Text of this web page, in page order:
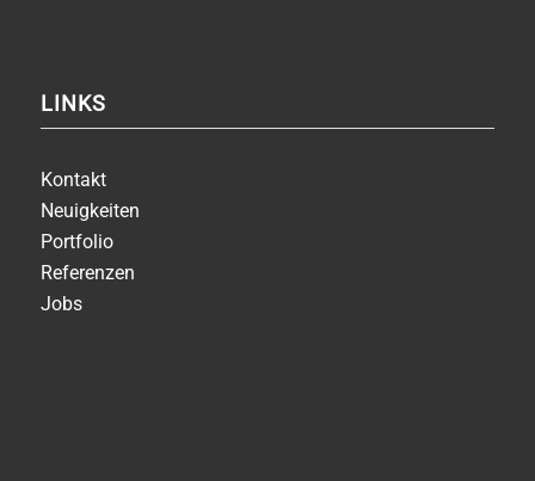
LINKS
Kontakt
Neuigkeiten
Portfolio
Referenzen
Jobs